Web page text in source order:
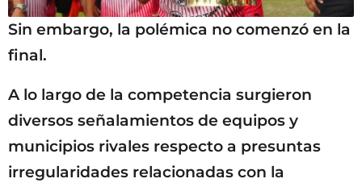
Sin embargo, la polémica no comenzó en la
final.
A lo largo de la competencia surgieron
diversos señalamientos de equipos y
municipios rivales respecto a presuntas
irregularidades relacionadas con la